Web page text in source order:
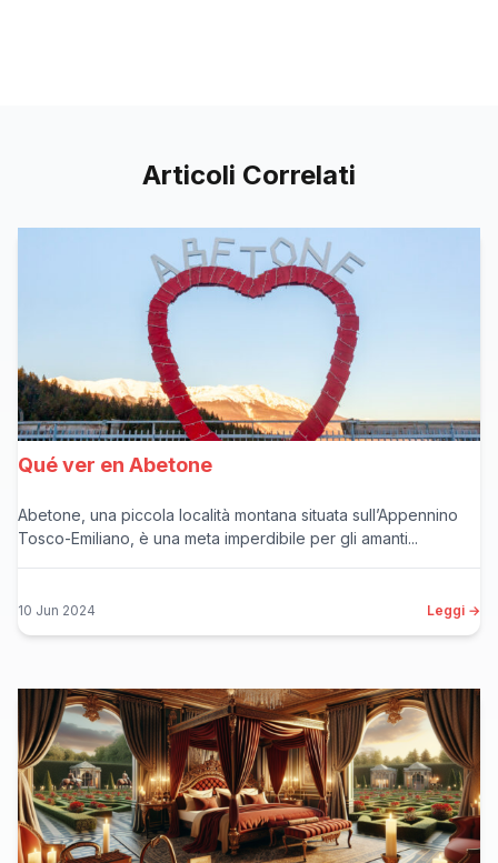
Articoli Correlati
Qué ver en Abetone
Abetone, una piccola località montana situata sull’Appennino
Tosco-Emiliano, è una meta imperdibile per gli amanti...
10 Jun 2024 Leggi →